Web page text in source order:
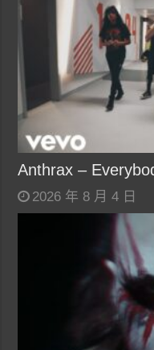
Anthrax –
2026 年 8 月 4 日